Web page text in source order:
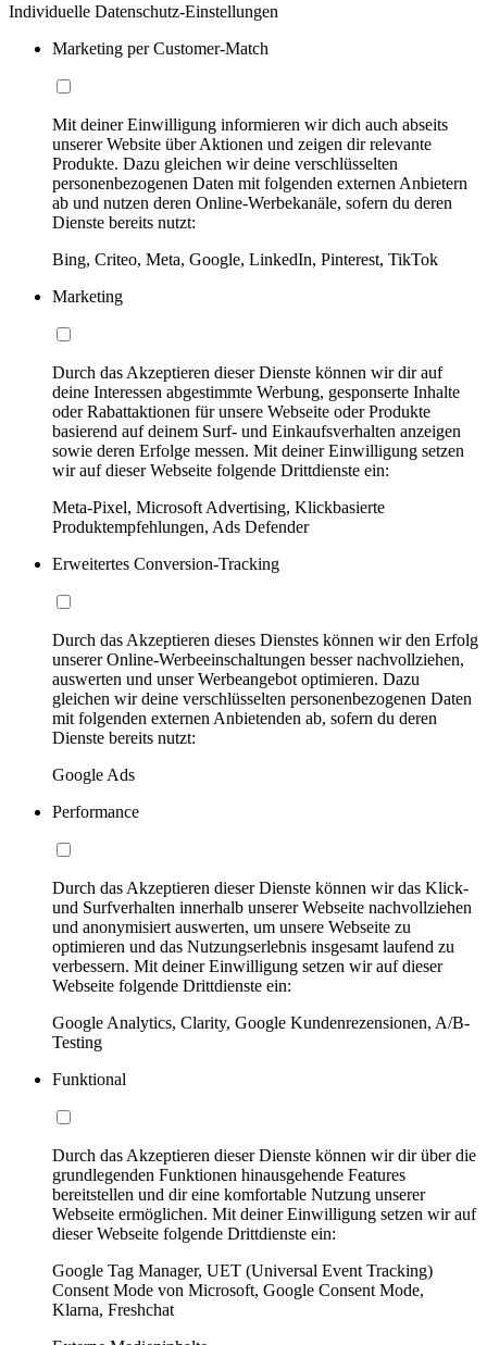
Individuelle Datenschutz-Einstellungen
Marketing per Customer-Match
Mit deiner Einwilligung informieren wir dich auch abseits
unserer Website über Aktionen und zeigen dir relevante
Produkte. Dazu gleichen wir deine verschlüsselten
personenbezogenen Daten mit folgenden externen Anbietern
ab und nutzen deren Online-Werbekanäle, sofern du deren
Dienste bereits nutzt:
Bing, Criteo, Meta, Google, LinkedIn, Pinterest, TikTok
Marketing
Durch das Akzeptieren dieser Dienste können wir dir auf
deine Interessen abgestimmte Werbung, gesponserte Inhalte
oder Rabattaktionen für unsere Webseite oder Produkte
basierend auf deinem Surf- und Einkaufsverhalten anzeigen
sowie deren Erfolge messen. Mit deiner Einwilligung setzen
wir auf dieser Webseite folgende Drittdienste ein:
Meta-Pixel, Microsoft Advertising, Klickbasierte
Produktempfehlungen, Ads Defender
Erweitertes Conversion-Tracking
Durch das Akzeptieren dieses Dienstes können wir den Erfolg
unserer Online-Werbeeinschaltungen besser nachvollziehen,
auswerten und unser Werbeangebot optimieren. Dazu
gleichen wir deine verschlüsselten personenbezogenen Daten
mit folgenden externen Anbietenden ab, sofern du deren
Dienste bereits nutzt:
Google Ads
Performance
Durch das Akzeptieren dieser Dienste können wir das Klick-
und Surfverhalten innerhalb unserer Webseite nachvollziehen
und anonymisiert auswerten, um unsere Webseite zu
optimieren und das Nutzungserlebnis insgesamt laufend zu
verbessern. Mit deiner Einwilligung setzen wir auf dieser
Webseite folgende Drittdienste ein:
Google Analytics, Clarity, Google Kundenrezensionen, A/B-
Testing
Funktional
Durch das Akzeptieren dieser Dienste können wir dir über die
grundlegenden Funktionen hinausgehende Features
bereitstellen und dir eine komfortable Nutzung unserer
Webseite ermöglichen. Mit deiner Einwilligung setzen wir auf
dieser Webseite folgende Drittdienste ein:
Google Tag Manager, UET (Universal Event Tracking)
Consent Mode von Microsoft, Google Consent Mode,
Klarna, Freshchat